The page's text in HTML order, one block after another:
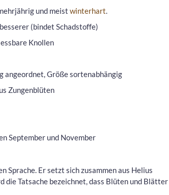
und meist winterhart.
(bindet Schadstoffe)
Knollen
angeordnet, Größe sortenabhängig
Zungenblüten
September und November
Sprache. Er setzt sich zusammen aus Helius
die Tatsache bezeichnet, dass Blüten und Blätter